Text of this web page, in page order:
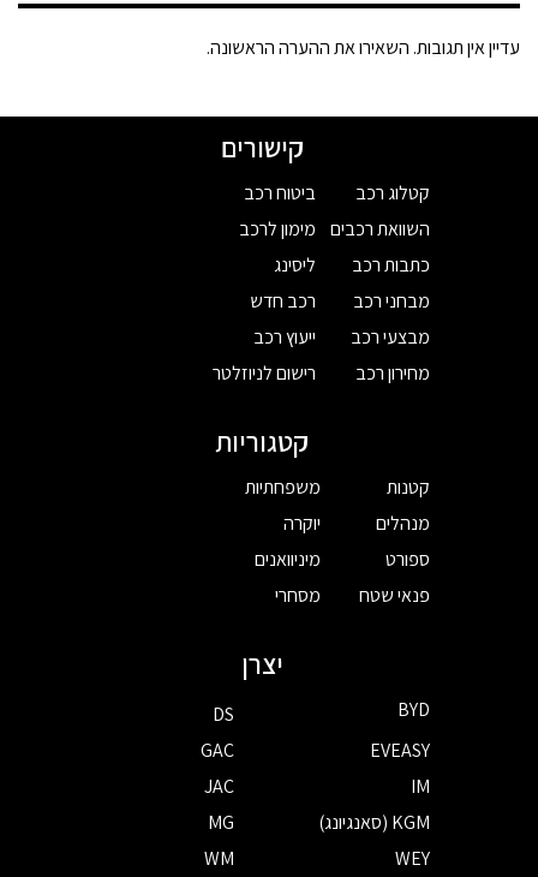
עדיין אין תגובות. השאירו את ההערה הראשונה.
קישורים
קטלוג רכב
השוואת רכבים
כתבות רכב
מבחני רכב
מבצעי רכב
מחירון רכב
ביטוח רכב
מימון לרכב
ליסינג
רכב חדש
ייעוץ רכב
רישום לניוזלטר
קטגוריות
קטנות
מנהלים
ספורט
פנאי שטח
משפחתיות
יוקרה
מיניוואנים
מסחרי
יצרן
BYD
DS
EVEASY
GAC
IM
JAC
KGM (סאנגיונג)
MG
WEY
WM